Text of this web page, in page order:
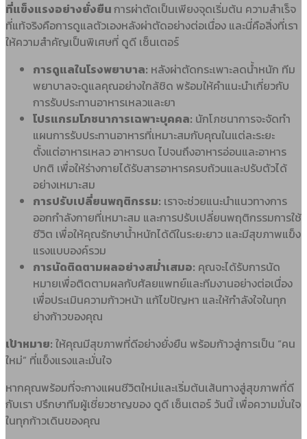
ที่แข็งแรงอย่างยั่งยืนการผ่าตัดเป็นเพียงจุดเริ่มต้น ความสำเร็จ
ที่แท้จริงคือการดูแลตัวเองหลังผ่าตัดอย่างต่อเนื่อง และนี่คือสิ่งที่เรา
ให้ความสำคัญเป็นพิเศษที่ ดูดี เซ็นเตอร์
การดูแลในโรงพยาบาล: หลังผ่าตัดกระเพาะลดน้ำหนัก ทีม
พยาบาลจะดูแลคุณอย่างใกล้ชิด พร้อมให้คำแนะนำเกี่ยวกับ
การรับประทานอาหารเหลวและยา
โปรแกรมโภชนาการเฉพาะบุคคล: นักโภชนาการจะจัดทำ
แผนการรับประทานอาหารที่เหมาะสมกับคุณในแต่ละระยะ
ตั้งแต่อาหารเหลว อาหารบด ไปจนถึงอาหารอ่อนและอาหาร
ปกติ เพื่อให้ร่างกายได้รับสารอาหารครบถ้วนและปรับตัวได้
อย่างเหมาะสม
การปรับเปลี่ยนพฤติกรรม: เราจะช่วยแนะนำแนวทางการ
ออกกำลังกายที่เหมาะสม และการปรับเปลี่ยนพฤติกรรมการใช้
ชีวิต เพื่อให้คุณรักษาน้ำหนักได้ดีในระยะยาว และมีสุขภาพแข็ง
แรงแบบองค์รวม
การนัดติดตามผลอย่างสม่ำเสมอ: คุณจะได้รับการนัด
หมายเพื่อติดตามผลกับศัลยแพทย์และทีมงานอย่างต่อเนื่อง
เพื่อประเมินความก้าวหน้า แก้ไขปัญหา และให้กำลังใจในทุก
ย่างก้าวของคุณ
เป้าหมาย: ให้คุณมีสุขภาพที่ดีอย่างยั่งยืน พร้อมก้าวสู่การเป็น “คน
ใหม่” ที่แข็งแรงและมั่นใจ
หากคุณพร้อมที่จะกางแผนชีวิตใหม่และเริ่มต้นเส้นทางสู่สุขภาพที่ดี
กับเรา ปรึกษาทีมผู้เชี่ยวชาญของ ดูดี เซ็นเตอร์ วันนี้ เพื่อความมั่นใจ
ในทุกก้าวเดินของคุณ